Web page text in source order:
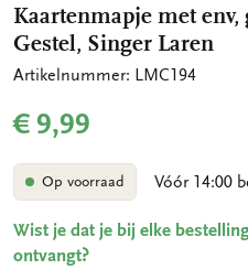
Kaartenmapje met
Gestel, Singer Laren
Artikelnummer: LMC194
€ 9,99
Op voorraad Vóór 14:00
Wist je dat je bij elke
ontvangt?